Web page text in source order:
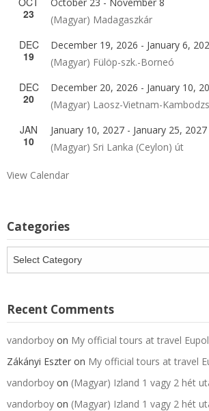
23
(Magyar) Madagaszkár
DEC
19
December 19, 2026 - January 6,
(Magyar) Fülöp-szk.-Borneó
DEC
20
December 20, 2026 - January 10,
(Magyar) Laosz-Vietnam-
JAN
10
January 10, 2027 - January 25, 2027
(Magyar) Sri Lanka (Ceylon) út
View Calendar
Categories
Recent Comments
vandorboy on My official tours at travel
Zákányi Eszter on My official tours at travel
vandorboy on (Magyar) Izland 1 vagy 2 hét
vandorboy on (Magyar) Izland 1 vagy 2 hét